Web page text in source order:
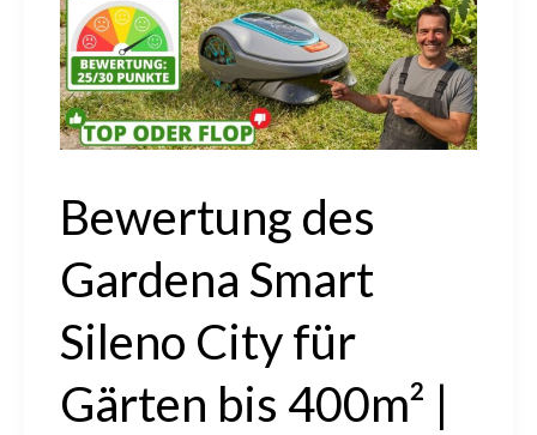
Meine
Bewertung!
#gardena
#mähroboter
Bewertung des
Gardena Smart
Sileno City für
Gärten bis 400m² |